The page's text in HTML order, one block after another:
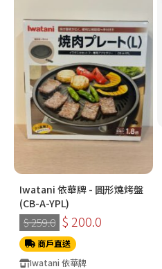
Iwatani 依華牌 - 圓形燒烤盤
(CB-A-YPL)
$ 259.0 $ 200.0
商戶直送
Iwatani 依華牌